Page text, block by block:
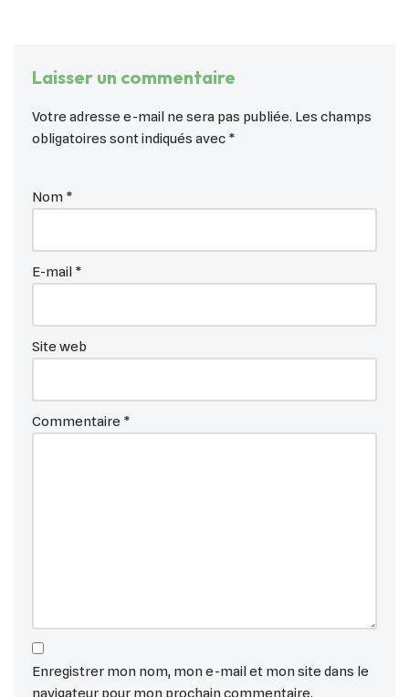
Laisser un commentaire
Votre adresse e-mail ne sera pas publiée. Les champs
obligatoires sont indiqués avec *
Nom *
E-mail *
Site web
Commentaire *
Enregistrer mon nom, mon e-mail et mon site dans le
navigateur pour mon prochain commentaire.